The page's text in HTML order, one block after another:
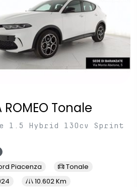
ROMEO Tonale
1.5 Hybrid 130cv Sprint
Piacenza
Tonale
10.602 Km